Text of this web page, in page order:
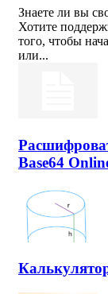
Знаете ли вы
Хотите
того, чтобы
или...
Base64